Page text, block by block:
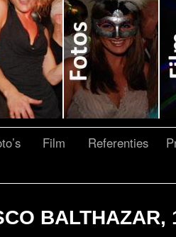
Film Referenties